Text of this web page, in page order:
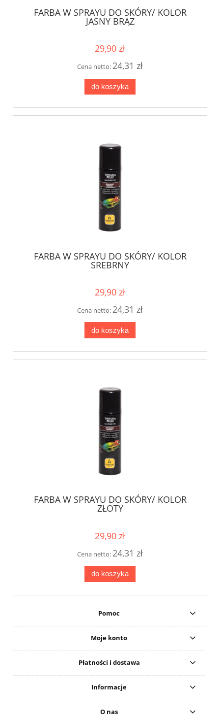
FARBA W SPRAYU DO SKÓRY/ KOLOR
JASNY BRĄZ
29,90 zł
Cena netto: 24,31 zł
do koszyka
FARBA W SPRAYU DO SKÓRY/ KOLOR
SREBRNY
29,90 zł
Cena netto: 24,31 zł
do koszyka
FARBA W SPRAYU DO SKÓRY/ KOLOR
ZŁOTY
29,90 zł
Cena netto: 24,31 zł
do koszyka
Pomoc
Moje konto
Płatności i dostawa
Informacje
O nas